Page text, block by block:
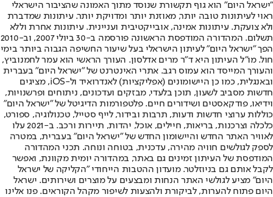
"ישראל היום" הוא גוף תקשורת שנוסד מתוך האמונה שהציבור הישראלי
ראוי לעיתונות טובה יותר, מאוזנת יותר ומדויקת יותר. עיתונות שמדברת
ולא צועקת. עיתונות אמינה, אובייקטיבית ועניינית. עיתונות אחרת וללא
תשלום. המהדורה המודפסת הראשונה פורסמה ב-30 ביולי 2007, וב-2010
הפך "ישראל היום" לעיתון הישראלי בעל שיעור החשיפה הגבוה ביותר בימי
חול. מו"ל העיתון היא ד"ר מרים אדלסון. העורך הראשי הוא עמר לחמנוביץ,
והעורך המייסד הוא עמוס רגב. אתרי האינטרנט של "ישראל היום" בעברית
ובאנגלית, כמו כן היישומונים (אפליקציות) לאנדרואיד ול-iOS, מציגים
חדשות מסביב לשעון, תוכן בלעדי, מבזקים ועדכונים, ניתוחים ופרשנויות,
וידיאו, פודקאסטים ושידורים חיים. פלטפורמות הדיגיטל של "ישראל היום"
כוללות ערוצי חדשות ודעות, תרבות ובידור, לייף סטייל, טכנולוגיה, ספורט,
כלכלה וצרכנות, בריאות, חיילים, אוכל, יהדות, תיירות ורכב. ב-2021 עלו
לאוויר האתר החדש והיישומון החדש של "ישראל היום" בעברית, במטרה
לספק לגולשים חוויה מהירה, עדכנית, בטוחה ונוחה. תכני המהדורה
המודפסת של העיתון זמינים גם באתר, במהדורה יומית מקוונת, ואפשר
לקבל אותם גם בניוזלטר. מועדון ההטבות הייחודי "הקליקה של ישראל
היום" מציע לגולשי האתר הנחות ומבצעים על מוצרים ושירותים. ישראל
היום פתוח להערות, לביקורת ולהצעות לשיפור מקהל הקוראים. פנו אלינו